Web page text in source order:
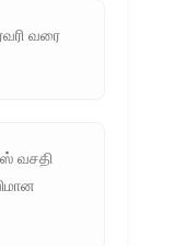
வரை
வசதி